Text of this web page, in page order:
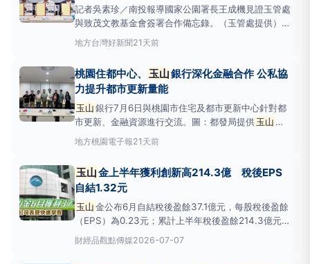
記者吳素珍／南投報導國家公園署長王成機見證玉管處
與致茂文教基金會簽署合作備忘錄。（玉管處提供）內
政部國家公園署
玉山
財團法人致茂文教基金會簽署「
式，共同投入臺灣高山型國家公園山椒魚生態保育、學
術研究及環境教育
地方台灣好新聞21天前
桃園住都中心、 玉山銀行深化金融合作 公私協
力提升都市更新量能
玉山銀行7月6日與桃園市住宅及都市更新中心針對都
市更新、金融資源進行交流。圖：都發局提供玉山 銀
行7月6日與桃園市住宅及都市更新中心針對都市更
新、金融資源進行交流，亦針對可負擔住宅的信託、貸
都市更新推動量能。
地方桃園電子報21天前
玉山金上半年獲利創新高214.3億 稅後EPS
自結1.32元
玉山金公布6月自結稅後盈餘37.1億元，每股稅後盈餘
（EPS）為0.23元；累計上半年稅後盈餘214.3億元，
創歷年同期獲利最高，年增27.94%，EPS為1.32元。
主要子公司 玉山
財經品觀點傳媒2026-07-07